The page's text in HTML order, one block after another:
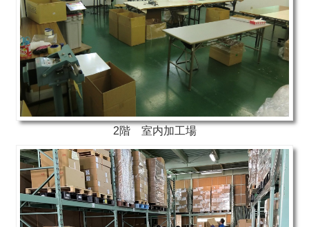
2階 室内加工場